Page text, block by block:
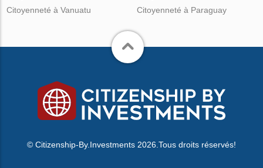
Citoyenneté à Vanuatu
Citoyenneté à Paraguay
© Citizenship-By.Investments 2026.Tous droits réservés!